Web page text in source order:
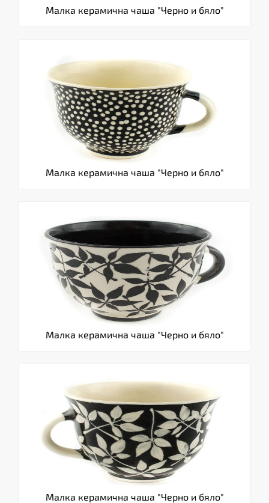
Малка керамична чаша "Черно и бяло"
Малка керамична чаша "Черно и бяло"
Малка керамична чаша "Черно и бяло"
Малка керамична чаша "Черно и бяло"